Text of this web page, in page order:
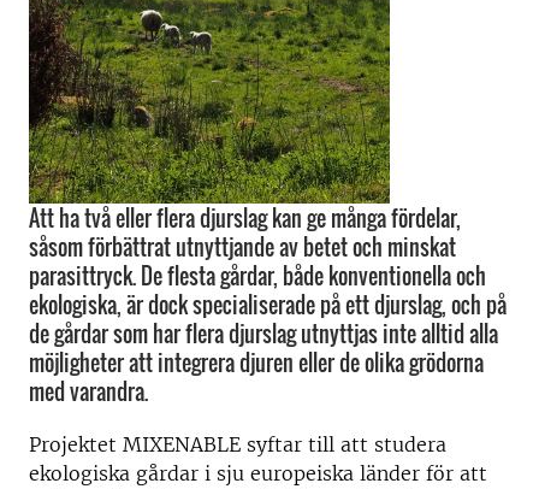
Att ha två eller flera djurslag kan ge många fördelar,
såsom förbättrat utnyttjande av betet och minskat
parasittryck. De flesta gårdar, både konventionella och
ekologiska, är dock specialiserade på ett djurslag, och på
de gårdar som har flera djurslag utnyttjas inte alltid alla
möjligheter att integrera djuren eller de olika grödorna
med varandra.
Projektet MIXENABLE syftar till att studera
ekologiska gårdar i sju europeiska länder för att